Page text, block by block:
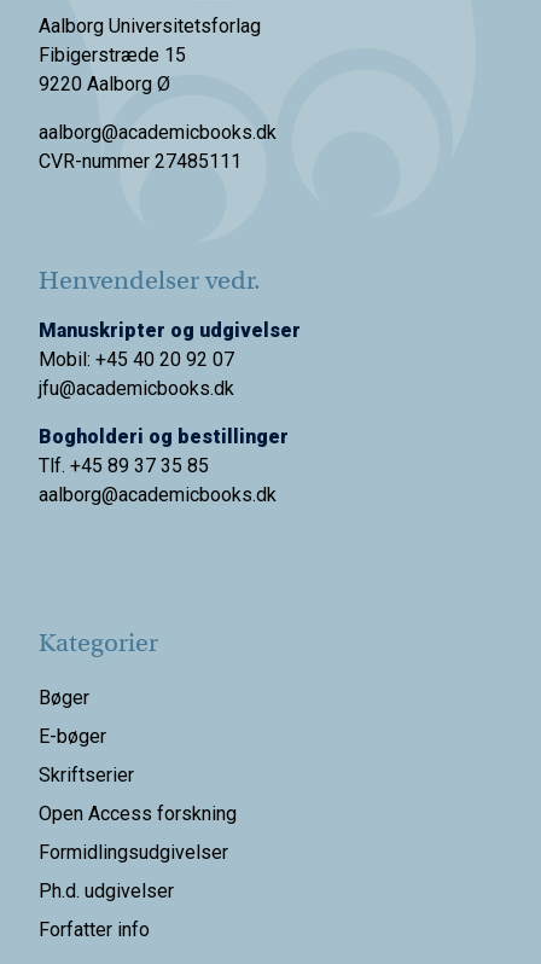
Aalborg Universitetsforlag
Fibigerstræde 15
9220 Aalborg Ø
aalborg@academicbooks.dk
CVR-nummer 27485111
Henvendelser vedr.
Manuskripter og udgivelser
Mobil: +45 40 20 92 07
jfu@academicbooks.dk
Bogholderi og bestillinger
Tlf. +45 89 37 35 85
aalborg@academicbooks.dk
Kategorier
Bøger
E-bøger
Skriftserier
Open Access forskning
Formidlingsudgivelser
Ph.d. udgivelser
Forfatter info